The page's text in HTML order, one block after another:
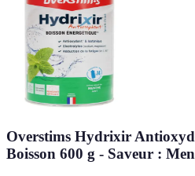
Overstims Hydrixir
Boisson 600 g - Saveur :